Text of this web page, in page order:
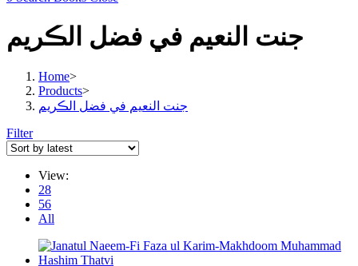
جنت النعيم في فضل الڪريم
Home>
Products>
جنت النعيم في فضل الڪريم
Filter
View:
28
56
All